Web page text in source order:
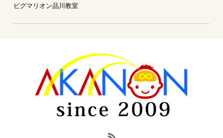
ピグマリオン品川教室